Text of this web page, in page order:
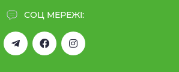
СОЦ МЕРЕЖІ: